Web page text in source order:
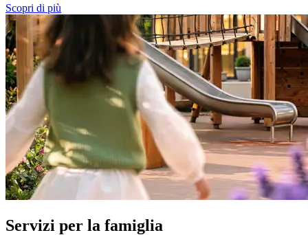
Scopri di più
Servizi per la famiglia